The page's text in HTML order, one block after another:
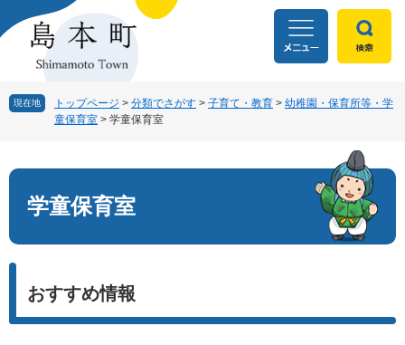
ー
ニ
本
現在地 トップページ > 分類でさがす > 子育て・教育 > 幼稚園・保育所等・学
童保育室 > 学童保育室
文
学童保育室
おすすめ情報